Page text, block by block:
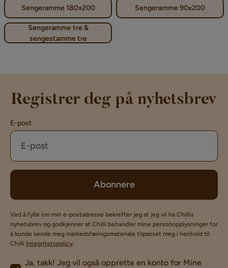
Sengeramme 180x200 Sengeramme 90x200
Sengeramme tre &
sengestamme tre
Registrer deg på nyhetsbrev
E-post
Abonnere
Ved å fylle inn min e-postadresse bekrefter jeg at jeg vil ha Chillis
nyhetsbrev og godkjenner at Chilli behandler mine personopplysninger for
å kunde sende meg markedsføringsmateriale tilpasset meg i henhold til
Chilli Integritetspolicy.
Ja, takk! Jeg vil også opprette en konto for Mine